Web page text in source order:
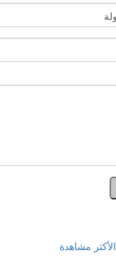
الأكثر مشاهدة